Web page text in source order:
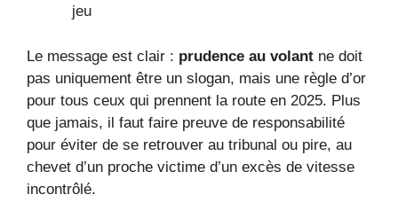
jeu
Le message est clair : prudence au volant ne doit
pas uniquement être un slogan, mais une règle d’or
pour tous ceux qui prennent la route en 2025. Plus
que jamais, il faut faire preuve de responsabilité
pour éviter de se retrouver au tribunal ou pire, au
chevet d’un proche victime d’un excès de vitesse
incontrôlé.